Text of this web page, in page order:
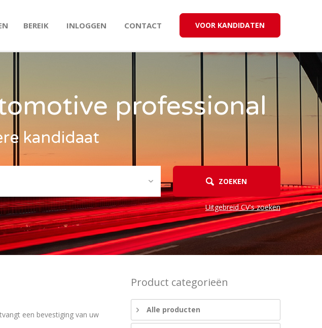
BEREIK INLOGGEN CONTACT VOOR KANDIDATEN
professional
kandidaat
ZOEKEN
Uitgebreid CV's zoeken
een bevestiging van uw
Product categorieën
Alle producten